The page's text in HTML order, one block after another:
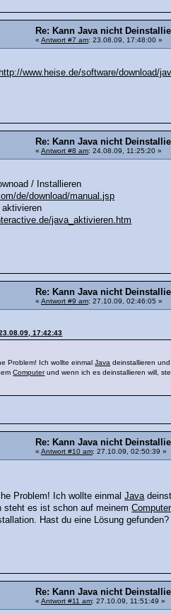
Re: Kann Java nicht
« Antwort #7 am: 23.08.09, 17:48:00 »
http://www.heise.de/software/download/
Re: Kann Java nicht
« Antwort #8 am: 24.08.09, 11:25:20 »
/ Installieren
de/download/manual.jsp
aktivieren
java_aktivieren.htm
Re: Kann Java nicht
« Antwort #9 am: 27.10.09, 02:46:05 »
17:42:43
Problem! Ich wollte einmalJava deinstallieren
Computerund wenn ich es deinstallieren will,
Re: Kann Java nicht
« Antwort #10 am: 27.10.09, 02:50:39 »
Problem! Ich wollte einmalJava
steht es ist schon auf meinemComputer
Hast du eine Lösung gefunden?
Re: Kann Java nicht
« Antwort #11 am: 27.10.09, 11:51:49 »